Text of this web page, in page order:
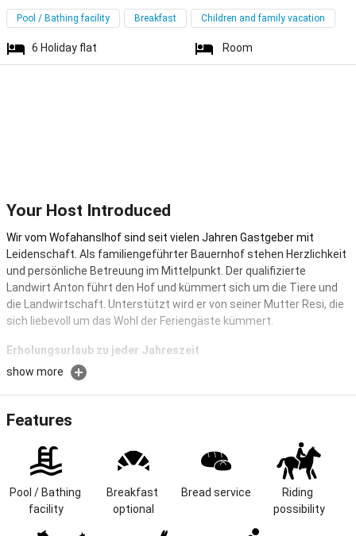
Pool / Bathing facility Breakfast Children and family vacation
6 Holiday flat Room
Your Host Introduced
Wir vom Wofahanslhof sind seit vielen Jahren Gastgeber mit
Leidenschaft. Als familiengeführter Bauernhof stehen Herzlichkeit
und persönliche Betreuung im Mittelpunkt. Der qualifizierte
Landwirt Anton führt den Hof und kümmert sich um die Tiere und
die Landwirtschaft. Unterstützt wird er von seiner Mutter Resi, die
sich liebevoll um das Wohl der Feriengäste kümmert.
Erholungsurlaub zu jeder Jahreszeit
Gönnen Sie sich Erholungsurlaub zu jeder Jahreszeit auf unserem
idyllisch und ruhig gelegenen Biobauernhof. Wellnessangebote für
Ihre Gesundheit, vielfältige Sport- und Freizeitmöglichkeiten
Wandern, Radfahren Reiten sowie wohltuende Ruhe machen Ihren
Aufenthalt bei uns zu etwas ganz Besonderem
Lage & Größe
Der Wofahanslhof wird von uns in neunter Generation in
show more
Features
Pool / Bathing
facility
Breakfast
optional
Bread service
Riding
possibility